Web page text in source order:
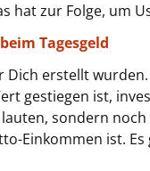
hat zur Folge, um
Tagesgeld
erstellt
gestiegen ist,
sondern
Einkommen ist.